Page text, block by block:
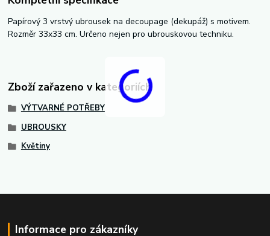
Papírový 3 vrstvý ubrousek na decoupage (dekupáž) s motivem.
Rozměr 33x33 cm. Určeno nejen pro ubrouskovou techniku.
Zboží zařazeno v kategoriích
VÝTVARNÉ POTŘEBY
UBROUSKY
Květiny
Informace pro zákazníky